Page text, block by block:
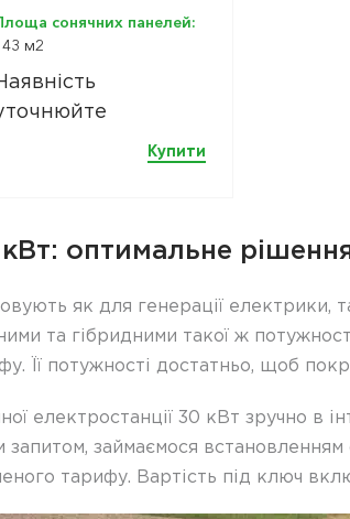
сонячних панелей:
м2
Купити
оптимальне
як для генерації електрики,
та гібридними такої ж
Її потужності достатньо, щоб
електростанції 30 кВт зручно в
запитом, займаємося
тарифу. Вартість під ключ